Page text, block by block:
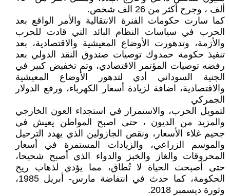
ألف ، وجرح أكثر من 26 الف شخص.
كما سارت حكومات الفنرة الانتقالية والأمر الواقع بعد
الحرب في سياسات النظام البائد التي قادت للحرب
والأزمة، وتدهورت الأوضاع المعيشية والاقتصادية، بعد
تنفيذ حكومة حمدوك توصيات صندوق النقد الدولي بعد
رفضه توصيات المؤتمر الاقتصادي، وتم تخفيض كبير في
الجنية السوداني أدي لتدهور الأوضاع المعيشية
والاقتصادية، اضافة لزيادة أسعار الكهرباء، ورفع الدولار
الجمركي
لتمويل الحرب، والاستمرار في استجداء العون الخارجي
والمزيد من الديون ، حتى اصبح المواطن يعيش في
جحيم غلاء الأسعار، ونقص الجازولين الذي يهدد الترحيل
والموسم الزراعي، والزيادات المستمرة في أسعار
المحروقات والغاز والخبز والدواء الذي أصبح شحيحا،
حتى أصبحت الحياة لا تُطاق، مما يؤدي لذهاب ريح
الحكومة، كما حدث في انتفاضة مارس- أبريل 1985،
وثورة ديسمبر 2018.